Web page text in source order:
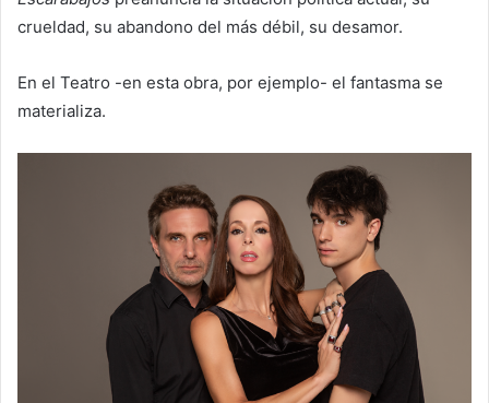
crueldad, su abandono del más débil, su desamor.
En el Teatro -en esta obra, por ejemplo- el fantasma se
materializa.